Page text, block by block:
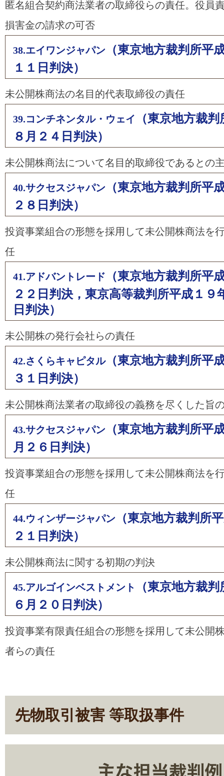
匿名組合契約商法業者の取締役らの責任。役員
損害金の請求の可否
38.エイワンジャパン
（東京地方裁判所平
１１日判決）
未公開株商法の名目的代表取締役の責任
39.コンチネンタル・ウェイ
（東京地方裁
８月２４日判決）
未公開株商法について名目的取締役であるとの
40.サクセスジャパン
（東京地方裁判所平
２８日判決）
投資事業組合の形態を採用して未公開株商法を
任
41.アドバントレード
（東京地方裁判所平
２２日判決，東京高等裁判所平成１９
日判決）
未公開株の発行会社らの責任
42.さくらキャピタル（東京地方裁判所平
３１日判決）
未公開株商法業者の取締役の義務を尽くした旨
43.サクセスジャパン
（東京地方裁判所平
月２６日判決）
投資事業組合の形態を採用して未公開株商法を
任
44.ウィンザージャパン
（東京地方裁判所
２１日判決）
未公開株商法に関する初期の判決
45.アルゴインベストメント
（東京地方裁
６月２０日判決）
投資事業有限責任組合の形態を採用して未公開
者らの責任
先物取引被害 等取扱事件